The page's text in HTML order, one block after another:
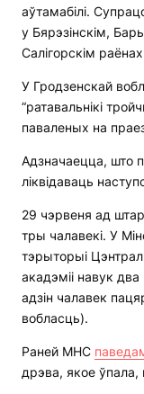
аўтамабілі.
у Бярэзінскім,
Салігорскім
У Гродзенскай
“ратавальнікі
паваленых на
Адзначаецца, што
ліквідаваць
29 чэрвеня ад
тры чалавекі. У
тэрыторыі
акадэміі навук
адзін чалавек
вобласць).
Раней МНС
дрэва, якое ўпала,